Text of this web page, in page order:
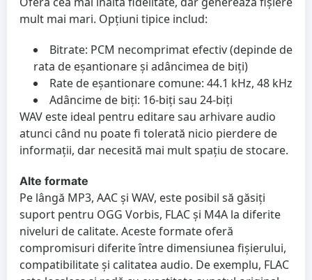
mult mai mari. Opțiuni tipice includ:
Bitrate: PCM necomprimat efectiv (depinde de
rata de eșantionare și adâncimea de biți)
Rate de eșantionare comune: 44.1 kHz, 48 kHz
Adâncime de biți: 16-biți sau 24-biți
WAV este ideal pentru editare sau arhivare audio
atunci când nu poate fi tolerată nicio pierdere de
informații, dar necesită mai mult spațiu de stocare.
Alte formate
Pe lângă MP3, AAC și WAV, este posibil să găsiți
suport pentru OGG Vorbis, FLAC și M4A la diferite
niveluri de calitate. Aceste formate oferă
compromisuri diferite între dimensiunea fișierului,
compatibilitate și calitatea audio. De exemplu, FLAC